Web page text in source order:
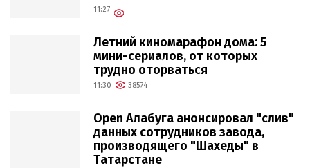
11:27
Летний киномарафон дома: 5
мини-сериалов, от которых
трудно оторваться
11:30 38574
Open Алабуга анонсировал "слив"
данных сотрудников завода,
производящего "Шахеды" в
Татарстане